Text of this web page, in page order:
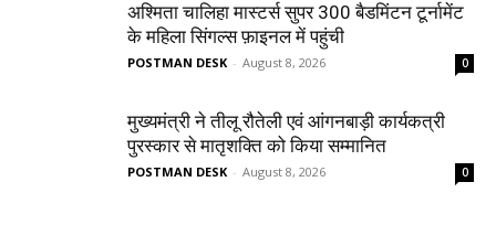
अश्मिता चालिहा मास्टर्स सुपर 300 बैडमिंटन टूर्नामेंट
के महिला सिंगल्स फ़ाइनल में पहुंची
POSTMAN DESK - August 8, 2026 0
मुख्यमंत्री ने तीलू रौतेली एवं आंगनबाड़ी कार्यकत्री
पुरस्कार से मातृशक्ति को किया सम्मानित
POSTMAN DESK - August 8, 2026 0